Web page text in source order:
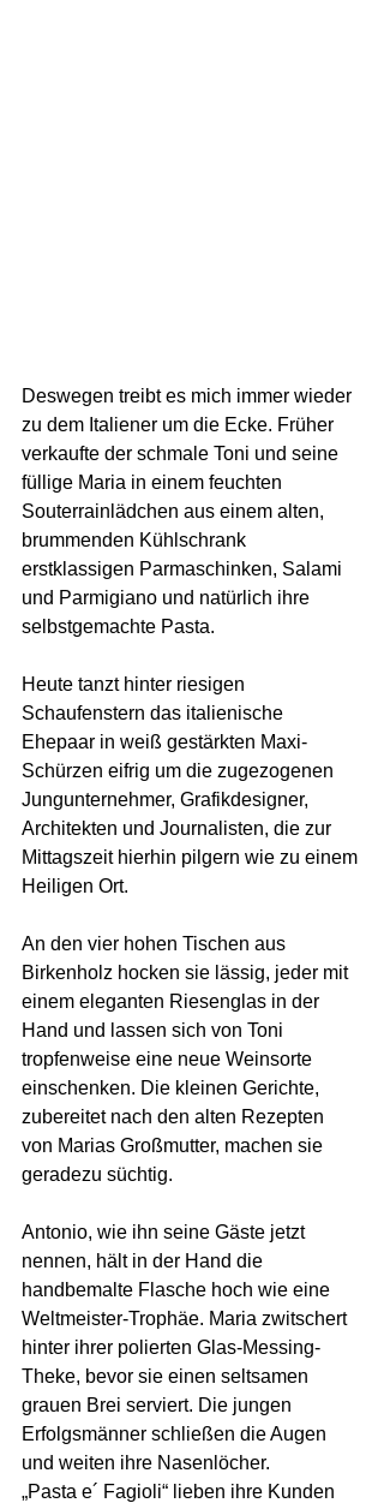
Deswegen treibt es mich immer wieder
zu dem Italiener um die Ecke. Früher
verkaufte der schmale Toni und seine
füllige Maria in einem feuchten
Souterrainlädchen aus einem alten,
brummenden Kühlschrank
erstklassigen Parmaschinken, Salami
und Parmigiano und natürlich ihre
selbstgemachte Pasta.
Heute tanzt hinter riesigen
Schaufenstern das italienische
Ehepaar in weiß gestärkten Maxi-
Schürzen eifrig um die zugezogenen
Jungunternehmer, Grafikdesigner,
Architekten und Journalisten, die zur
Mittagszeit hierhin pilgern wie zu einem
Heiligen Ort.
An den vier hohen Tischen aus
Birkenholz hocken sie lässig, jeder mit
einem eleganten Riesenglas in der
Hand und lassen sich von Toni
tropfenweise eine neue Weinsorte
einschenken. Die kleinen Gerichte,
zubereitet nach den alten Rezepten
von Marias Großmutter, machen sie
geradezu süchtig.
Antonio, wie ihn seine Gäste jetzt
nennen, hält in der Hand die
handbemalte Flasche hoch wie eine
Weltmeister-Trophäe. Maria zwitschert
hinter ihrer polierten Glas-Messing-
Theke, bevor sie einen seltsamen
grauen Brei serviert. Die jungen
Erfolgsmänner schließen die Augen
und weiten ihre Nasenlöcher.
„Pasta e´ Fagioli“ lieben ihre Kunden